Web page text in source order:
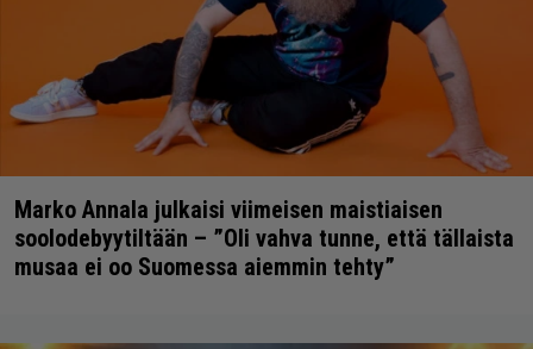
Marko Annala julkaisi viimeisen maistiaisen
soolodebyytiltään – ”Oli vahva tunne, että tällaista
musaa ei oo Suomessa aiemmin tehty”